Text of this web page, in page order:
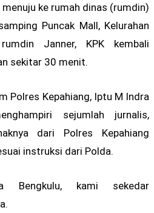
ke rumah dinas (rumdin)
Puncak Mall, Kelurahan
Janner, KPK kembali
sekitar 30 menit.
Polres Kepahiang, Iptu M Indra
sejumlah jurnalis,
dari Polres Kepahiang
instruksi dari Polda.
Bengkulu, kami sekedar